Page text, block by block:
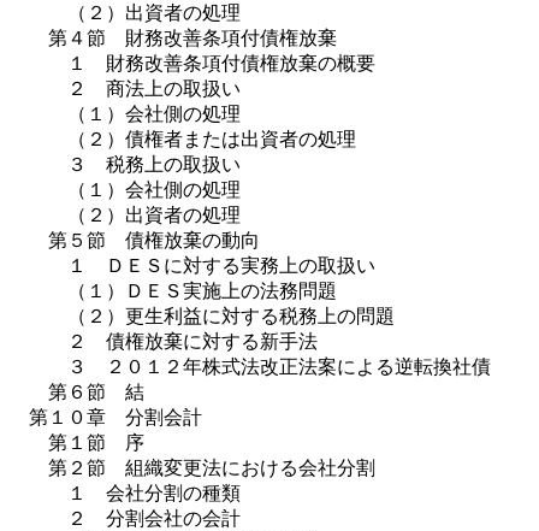
（２）出資者の処理
第４節 財務改善条項付債権放棄
１ 財務改善条項付債権放棄の概要
２ 商法上の取扱い
（１）会社側の処理
（２）債権者または出資者の処理
３ 税務上の取扱い
（１）会社側の処理
（２）出資者の処理
第５節 債権放棄の動向
１ ＤＥＳに対する実務上の取扱い
（１）ＤＥＳ実施上の法務問題
（２）更生利益に対する税務上の問題
２ 債権放棄に対する新手法
３ ２０１２年株式法改正法案による逆転換社債
第６節 結
第１０章 分割会計
第１節 序
第２節 組織変更法における会社分割
１ 会社分割の種類
２ 分割会社の会計